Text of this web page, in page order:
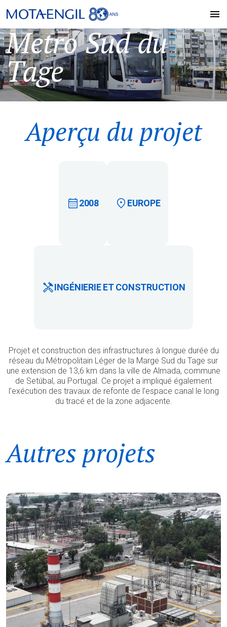
Metro Sud du
Tage
Aperçu du projet
2008 EUROPE
INGÉNIERIE ET CONSTRUCTION
Projet et construction des infrastructures à longue durée du
réseau du Métropolitain Léger de la Marge Sud du Tage sur
une extension de 13,6 km dans la ville de Almada, commune
de Setúbal, au Portugal. Ce projet a impliqué également
l’exécution des travaux de refonte de l’espace canal le long
du tracé et de la zone adjacente.
Autres projets